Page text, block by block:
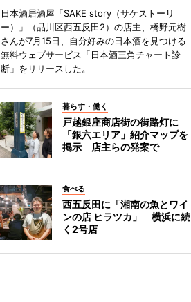
日本酒居酒屋「SAKE story（サケストーリ
ー）」（品川区西五反田2）の店主、橋野元樹
さんが7月15日、自分好みの日本酒を見つける
無料ウェブサービス「日本酒三角チャート診
断」をリリースした。
暮らす・働く
戸越銀座商店街の街路灯に
「銀六エリア」紹介マップを
掲示 店主らの発案で
食べる
西五反田に「湘南の魚とワイ
ンの店 ヒラツカ」 横浜に続
く2号店